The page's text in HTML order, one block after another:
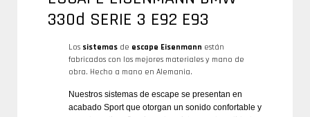
330d SERIE 3 E92 E93
Los sistemas de escape Eisenmann están
fabricados con los mejores materiales y mano de
obra. Hecho a mano en Alemania.
Nuestros sistemas de escape se presentan en
acabado Sport que otorgan un sonido confortable y